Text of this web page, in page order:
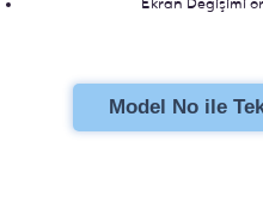
Ekran Değişimi
Model No ile